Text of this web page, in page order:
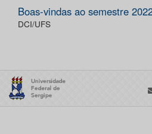
Boas-vindas ao semestre
DCI/UFS